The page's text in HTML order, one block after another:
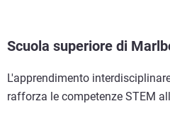
Scuola superiore di
L'apprendimento
rafforza le competenze STEM